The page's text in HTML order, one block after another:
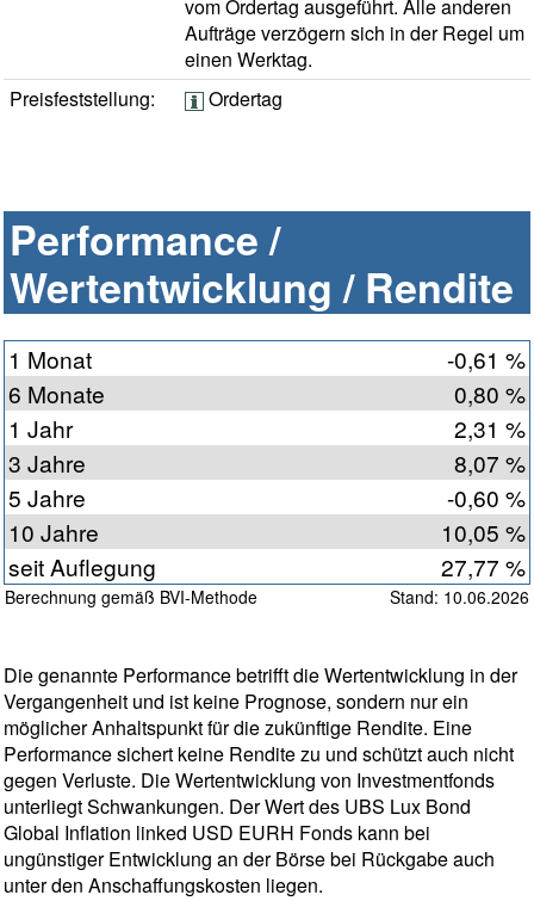
vom Ordertag ausgeführt. Alle anderen
Aufträge verzögern sich in der Regel um
einen Werktag.
Preisfeststellung:
Ordertag
Performance /
Wertentwicklung / Rendite
1 Monat
-0,61 %
6 Monate
0,80 %
1 Jahr
2,31 %
3 Jahre
8,07 %
5 Jahre
-0,60 %
10 Jahre
10,05 %
seit Auflegung
27,77 %
Berechnung gemäß BVI-Methode Stand: 10.06.2026
Die genannte Performance betrifft die Wertentwicklung in der
Vergangenheit und ist keine Prognose, sondern nur ein
möglicher Anhaltspunkt für die zukünftige Rendite. Eine
Performance sichert keine Rendite zu und schützt auch nicht
gegen Verluste. Die Wertentwicklung von Investmentfonds
unterliegt Schwankungen. Der Wert des UBS Lux Bond
Global Inflation linked USD EURH Fonds kann bei
ungünstiger Entwicklung an der Börse bei Rückgabe auch
unter den Anschaffungskosten liegen.